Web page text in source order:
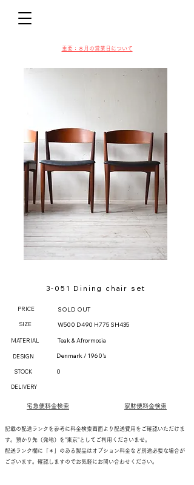
​​重要：８月の営業日について
3-051 Dining chair set
PRICE SOLD OUT
SIZE W500 D490 H775 SH435
MATERIAL Teak & Afrormosia
DESIGN Denmark / 1960's
STOCK 0
DELIVERY
宅急便料金検索 家財便料金検索
記載の配送ランクを参考に料金検索画面より配送費用をご確認いただけま
す。預かり先（発地）を"東京"としてご利用くださいませ。
配送ランク欄に「＊」のある製品はオプション料金など別途必要な場合が
ございます。確認しますのでお気軽にお問い合わせください。